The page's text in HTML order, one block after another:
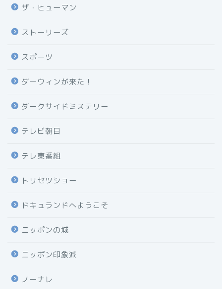
ザ・ヒューマン
ストーリーズ
スポーツ
ダーウィンが来た！
ダークサイドミステリー
テレビ朝日
テレ東番組
トリセツショー
ドキュランドへようこそ
ニッポンの城
ニッポン印象派
ノーナレ